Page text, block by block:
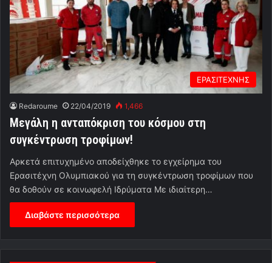
ΕΡΑΣΙΤΕΧΝΗΣ
Redaroume 22/04/2019 1,466
Μεγάλη η ανταπόκριση του κόσμου στη
συγκέντρωση τροφίμων!
Αρκετά επιτυχημένο αποδείχθηκε το εγχείρημα του
Ερασιτέχνη Ολυμπιακού για τη συγκέντρωση τροφίμων που
θα δοθούν σε κοινωφελή Ιδρύματα Με ιδιαίτερη…
Διαβάστε περισσότερα